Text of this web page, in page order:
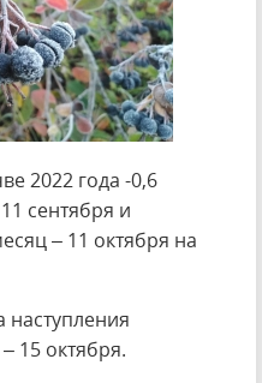
2022 года -0,6
сентября и
– 11 октября на
наступления
15 октября.